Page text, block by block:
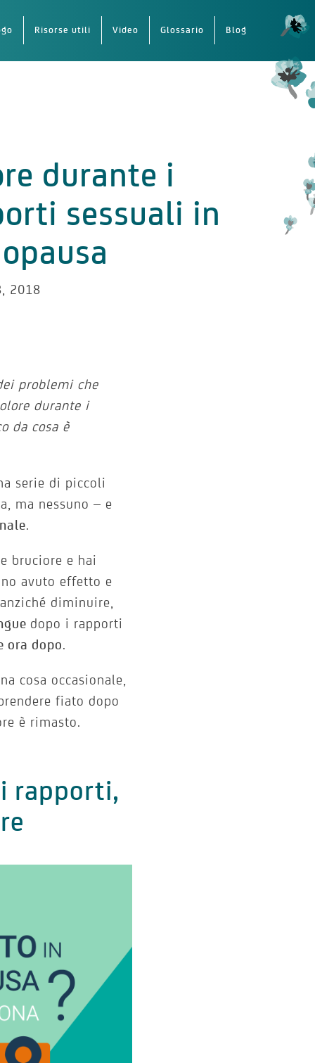
Risorse utili Video Glossario Blog
durante i
sessuali in
2018
problemi che
durante i
da cosa è
serie di piccoli
ma nessuno – e
.
bruciore e hai
avuto effetto e
diminuire,
dopo i rapporti
ora dopo.
cosa occasionale,
fiato dopo
è rimasto.
rapporti,